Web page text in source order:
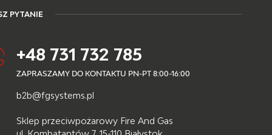
PYTANIE
+48 731 732 785
ZAPRASZAMY DO KONTAKTU PN-PT 8:00-16:00
b2b@fgsystems.pl
Sklep przeciwpożarowy Fire And Gas